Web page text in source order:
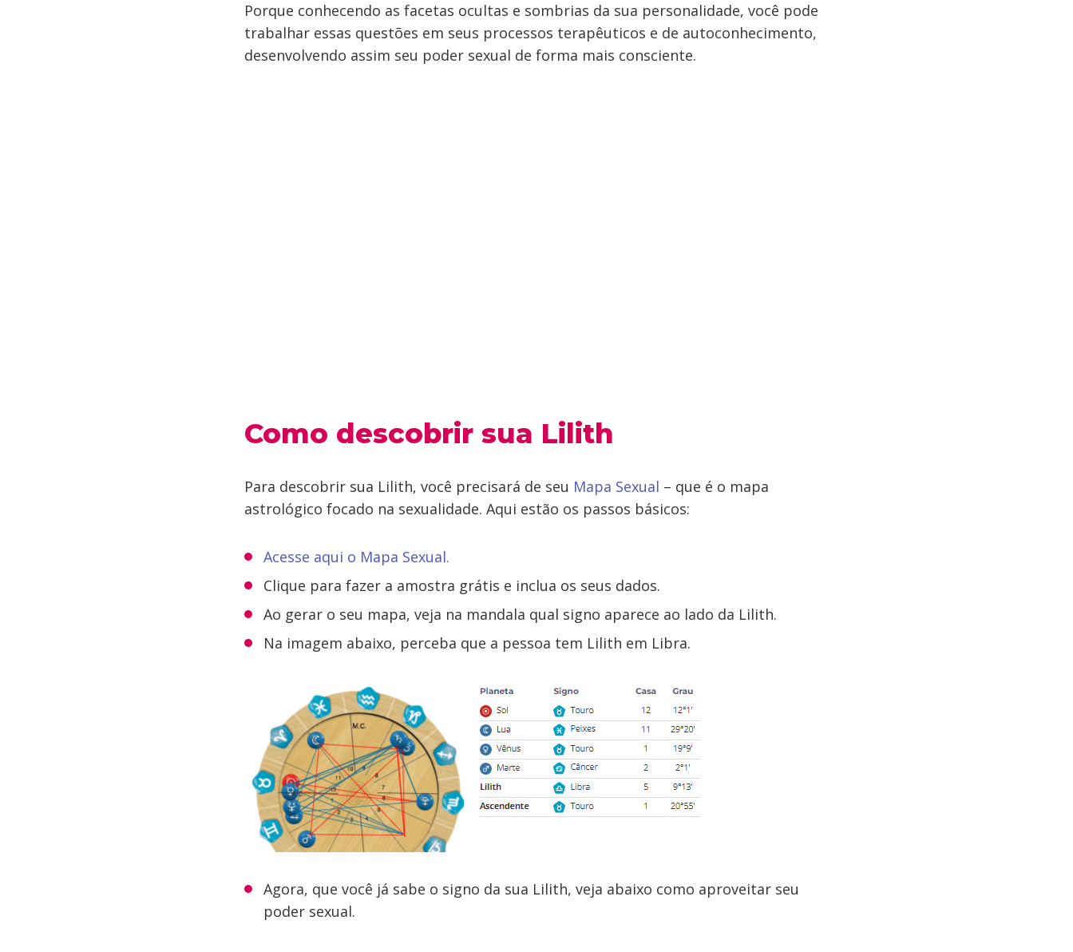
Porque conhecendo as facetas ocultas e sombrias da sua personalidade, você pode
trabalhar essas questões em seus processos terapêuticos e de autoconhecimento,
desenvolvendo assim seu poder sexual de forma mais consciente.
Como descobrir sua Lilith
Para descobrir sua Lilith, você precisará de seu Mapa Sexual – que é o mapa
astrológico focado na sexualidade. Aqui estão os passos básicos:
Acesse aqui o Mapa Sexual.
Clique para fazer a amostra grátis e inclua os seus dados.
Ao gerar o seu mapa, veja na mandala qual signo aparece ao lado da Lilith.
Na imagem abaixo, perceba que a pessoa tem Lilith em Libra.
Agora, que você já sabe o signo da sua Lilith, veja abaixo como aproveitar seu
poder sexual.